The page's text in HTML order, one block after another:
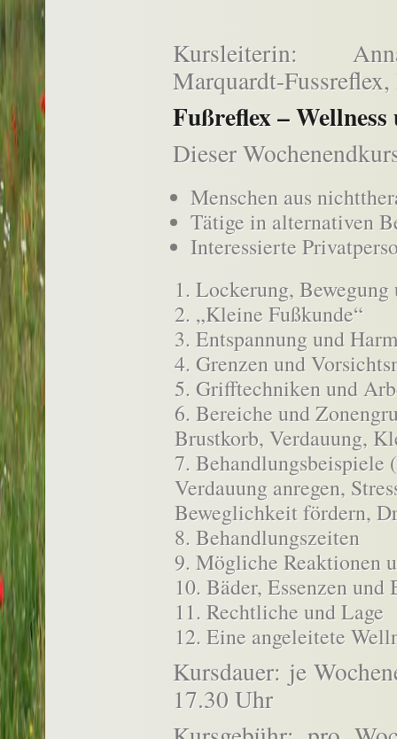
Kursleiterin: Anna
Marquardt-Fussreflex,
Fußreflex –
Dieser
Menschen aus
Tätige in alternativen
Interessierte
Lockerung, Bewegung
„Kleine Fußkunde“
Entspannung und
Grenzen und
Grifftechniken und
Bereiche und
Brustkorb, Verdauung,
Behandlungsbeispiele
Verdauung anregen,
Beweglichkeit fördern,
Behandlungszeiten
Mögliche Reaktionen
Bäder, Essenzen und
Rechtliche und Lage
Eine angeleitete
Kursdauer: je
17.30 Uhr